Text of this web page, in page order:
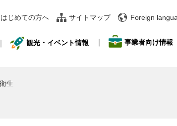
はじめての方へ サイトマップ Foreign
観光・イベント情報 事業者向け情報
生